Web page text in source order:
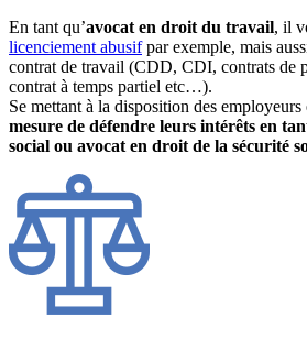
En tant qu’avocat en droit du travail, il
licenciement abusifpar exemple, mais
contrat de travail (CDD, CDI, contrats de
contrat à temps partiel etc…).
Se mettant à la disposition des employeurs
mesure de défendre leurs intérêts en
social ou avocat en droit de la sécurité